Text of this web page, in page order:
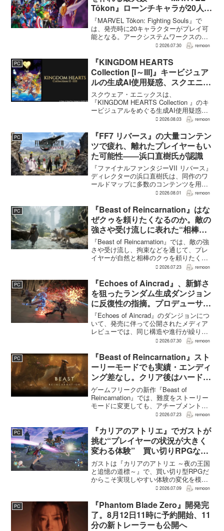
Tōkon』ローンチキャラが20人に
なった理由
『MARVEL Tōkon: Fighting Souls』で
は、発売時に20キャラクターがプレイ可
能となる。アークシステムワークスの山
中丈嗣プロデューサーは、この人数につ
果だと説明。そのうえで、同社らし...
2026.07.30 remoon
PC
『KINGDOM HEARTS
Collection [I～III]』キービジュア
ルの生成AI使用疑惑、スクエニが
否定――不自然な描写は「人為的
ミス」
スクウェア・エニックスは、
『KINGDOM HEARTS Collection 』のキ
ービジュアルをめぐる生成AI使用疑惑に
ついて、問題となったアセットは開発チ
不自然な箇所は「人為的ミス」によるも
のだと...
2026.08.03 remoon
PC
『FF7 リバース』の大量コンテン
ツで疲れ、離れたプレイヤーもい
た可能性――浜口直樹氏が認識
『ファイナルファンタジーVII リバース』
ディレクターの浜口直樹氏は、同作のワ
ールドマップに多数のコンテンツを用意
したことで、一部のプレイヤーが疲れを
性があるとの認識を示した。
GamesRadar+のイン...
2026.08.01 remoon
PC
『Beast of Reincarnation』はな
ぜクゥを頼りたくなるのか。敵の
強さや受け流しに表れた“相棒と
の共闘”設計
『Beast of Reincarnation』では、敵の強
さや受け流し、拘束などを通じて、プレ
イヤーが自然と相棒のクゥを頼りたくな
る戦闘が設計されている。そうした設計
ナリオライターを務めるゲームフリー
ク...
2026.07.23 remoon
PC
『Echoes of Aincrad』、新鮮さ
を狙ったランダム生成ダンジョン
に反復性の指摘。プロデューサー
は発売前に採用理由を説明
『Echoes of Aincrad』のダンジョンにつ
いて、発売に伴って公開されたメディア
レビューでは、同じ構造や進行が繰り返
されるとの評価が出ている。発売前の7月
は、ゲーム総合プロデューサーの二見鷹
介氏が...
2026.07.30 remoon
PC
『Beast of Reincarnation』スト
ーリーモードでも実績・エンディ
ング差なし。クリア後はハード超
えのNEW GAME+も
ゲームフリークの新作『Beast of
Reincarnation』では、難度をストーリー
モードに変更しても、アチーブメントや
収集要素、エンディングに違いはない。
難度のNEW GAME+も用意されてい
る。...
2026.07.23 remoon
PC
『カリアのアトリエ』でガストが
挑む“プレイヤーの状況が大きく
変わる体験” 買い切りRPGなら
ではの変化とは
ガストは『カリアのアトリエ ～夜の王国
と追憶の道標～』で、買い切り型RPGだ
からこそ実現しやすい体験の変化を模索
している。大型の運営型ゲームが継続的
かで、同社はキャラクターやビジュアル
の魅力だけでなく、ゲ...
2026.07.09 remoon
PC
『Phantom Blade Zero』開発完
了。8月12日11時に予約開始、11
分の新トレーラーも公開へ